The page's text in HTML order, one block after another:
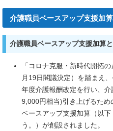
介護職員ベースアップ支援加
介護職員ベースアップ支援加算
「コロナ克服・新時代開拓
月19日閣議決定）を踏まえ
年度介護報酬改定を行い、
9,000円相当)引き上げるため
ベースアップ支援加算（以
う。）が創設されました。